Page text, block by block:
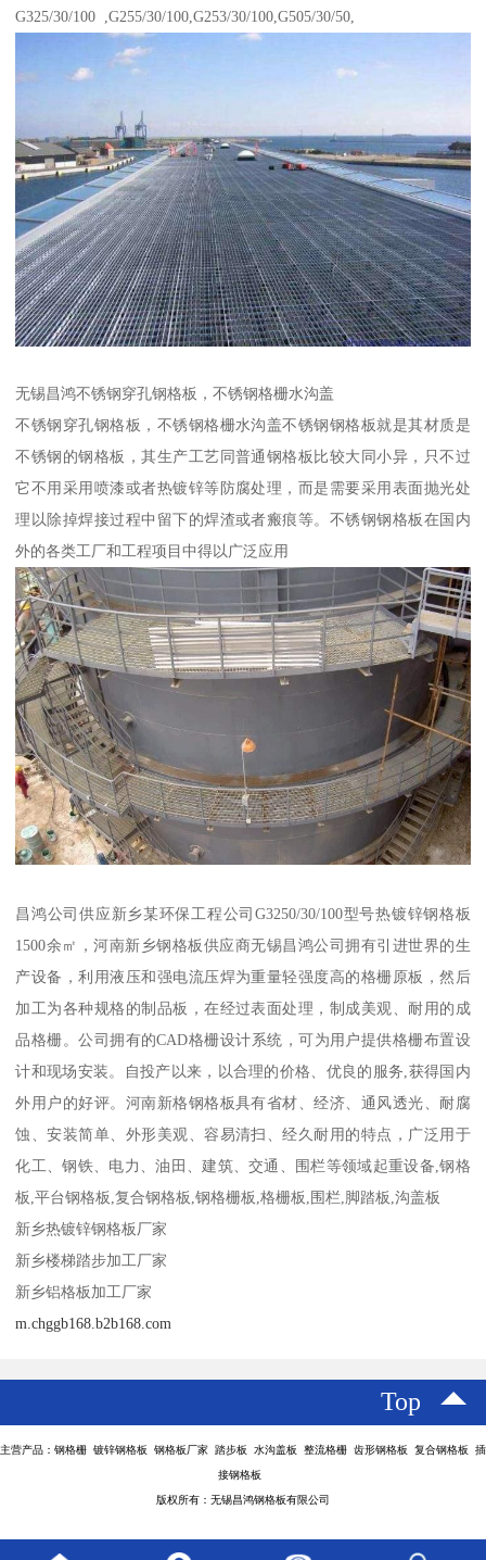
G325/30/100 ,G255/30/100,G253/30/100,G505/30/50,
无锡昌鸿不锈钢穿孔钢格板，不锈钢格栅水沟盖
不锈钢穿孔钢格板，不锈钢格栅水沟盖不锈钢钢格板就是其材质是
不锈钢的钢格板，其生产工艺同普通钢格板比较大同小异，只不过
它不用采用喷漆或者热镀锌等防腐处理，而是需要采用表面抛光处
理以除掉焊接过程中留下的焊渣或者瘢痕等。不锈钢钢格板在国内
外的各类工厂和工程项目中得以广泛应用
昌鸿公司供应新乡某环保工程公司G3250/30/100型号热镀锌钢格板
1500余㎡，河南新乡钢格板供应商无锡昌鸿公司拥有引进世界的生
产设备，利用液压和强电流压焊为重量轻强度高的格栅原板，然后
加工为各种规格的制品板，在经过表面处理，制成美观、耐用的成
品格栅。公司拥有的CAD格栅设计系统，可为用户提供格栅布置设
计和现场安装。自投产以来，以合理的价格、优良的服务,获得国内
外用户的好评。河南新格钢格板具有省材、经济、通风透光、耐腐
蚀、安装简单、外形美观、容易清扫、经久耐用的特点，广泛用于
化工、钢铁、电力、油田、建筑、交通、围栏等领域起重设备,钢格
板,平台钢格板,复合钢格板,钢格栅板,格栅板,围栏,脚踏板,沟盖板
新乡热镀锌钢格板厂家
新乡楼梯踏步加工厂家
新乡铝格板加工厂家
m.chggb168.b2b168.com
Top
主营产品：钢格栅 镀锌钢格板 钢格板厂家 踏步板 水沟盖板 整流格栅 齿形钢格板 复合钢格板 插
接钢格板
版权所有：无锡昌鸿钢格板有限公司